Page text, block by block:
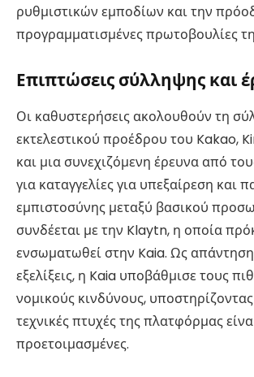
ρυθμιστικών εμποδίων και την
προγραμματισμένες πρωτοβουλίες
Επιπτώσεις σύλληψης και
Οι καθυστερήσεις ακολουθούν τη
εκτελεστικού προέδρου του Kakao,
και μια συνεχιζόμενη έρευνα από
για καταγγελίες για υπεξαίρεση και
εμπιστοσύνης μεταξύ βασικού
συνδέεται με την Klaytn, η οποία
ενσωματωθεί στην Kaia. Ως απάντηση
εξελίξεις, η Kaia υποβάθμισε τους
νομικούς κινδύνους, υποστηρίζοντας
τεχνικές πτυχές της πλατφόρμας
προετοιμασμένες.